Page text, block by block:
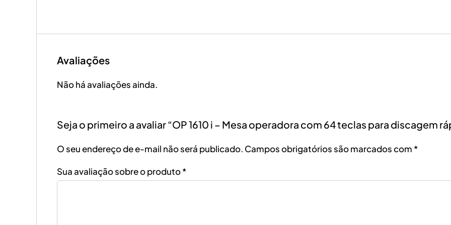
Avaliações
Não há avaliações ainda.
Seja o primeiro a avaliar “OP 1610 i – Mesa operadora com 64 teclas para discagem
O seu endereço de e-mail não será publicado. Campos obrigatórios são marcados com *
Sua avaliação sobre o produto*